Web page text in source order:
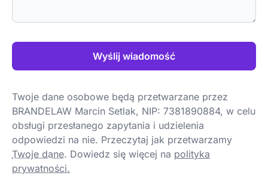
Wyślij wiadomość
Twoje dane osobowe będą przetwarzane przez
BRANDELAW Marcin Setlak, NIP: 7381890884, w celu
obsługi przesłanego zapytania i udzielenia
odpowiedzi na nie. Przeczytaj jak przetwarzamy
Twoje dane. Dowiedz się więcej na polityka
prywatności.